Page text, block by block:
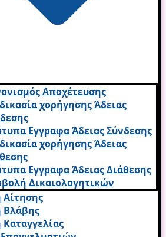
Αποχέτευσης
χορήγησης Άδειας
Εγγραφα Άδειας Σύνδεσης
χορήγησης Άδειας
Εγγραφα Άδειας Διάθεσης
Δικαιολογητικών
Βλάβης